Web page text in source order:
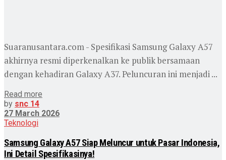
Suaranusantara.com - Spesifikasi Samsung Galaxy A57
akhirnya resmi diperkenalkan ke publik bersamaan
dengan kehadiran Galaxy A37. Peluncuran ini menjadi ...
Read more
by snc 14
27 March 2026
Teknologi
Samsung Galaxy A57 Siap Meluncur untuk Pasar Indonesia,
Ini Detail Spesifikasinya!